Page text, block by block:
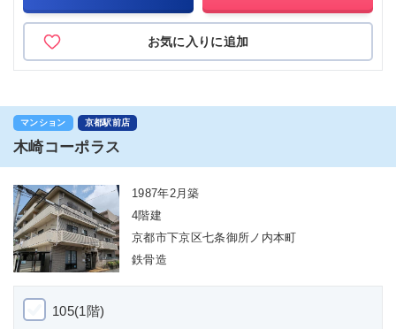
お気に入りに追加
マンション 京都駅前店
木崎コーポラス
1987年2月築
4階建
京都市下京区七条御所ノ内本町
鉄骨造
105(1階)